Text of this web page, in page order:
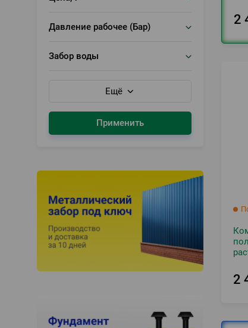
Давление рабочее (Бар)
Забор воды
Ещё
Применить
2
2